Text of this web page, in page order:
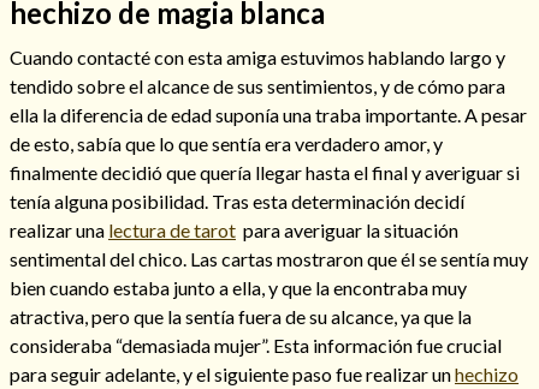
Endulzamiento
hechizo de magia blanca
Cuando contacté con esta amiga estuvimos hablando largo y
tendido sobre el alcance de sus sentimientos, y de cómo para
ella la diferencia de edad suponía una traba importante. A pesar
de esto, sabía que lo que sentía era verdadero amor, y
finalmente decidió que quería llegar hasta el final y averiguar si
tenía alguna posibilidad. Tras esta determinación decidí
realizar una lectura de tarot para averiguar la situación
sentimental del chico. Las cartas mostraron que él se sentía muy
bien cuando estaba junto a ella, y que la encontraba muy
atractiva, pero que la sentía fuera de su alcance, ya que la
consideraba “demasiada mujer”. Esta información fue crucial
para seguir adelante, y el siguiente paso fue realizar unhechizo